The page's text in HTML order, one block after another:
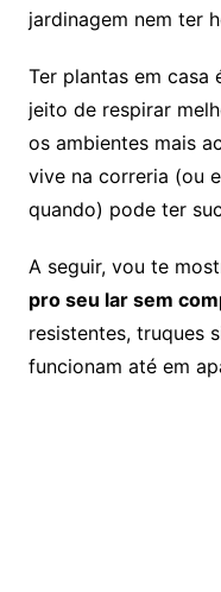
jardinagem nem ter
Ter plantas em casa
jeito de respirar
os ambientes mais
vive na correria (ou
quando) pode ter
A seguir, vou te
pro seu lar sem
resistentes, truques
funcionam até em